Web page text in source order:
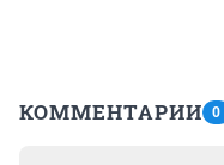
КОММЕНТАРИИ 0